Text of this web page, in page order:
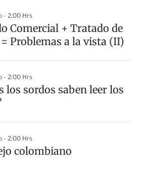
- 2:00 Hrs
Comercial + Tratado de
Problemas a la vista (II)
- 2:00 Hrs
los sordos saben leer los
- 2:00 Hrs
colombiano